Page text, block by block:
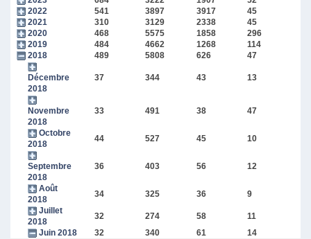
2022
541 3897 3917 45
2021
310 3129 2338 45
2020
468 5575 1858 296
2019
484 4662 1268 114
2018
489 5808 626 47
Décembre
2018
37 344 43 13
Novembre
2018
33 491 38 47
Octobre
2018
44 527 45 10
Septembre
2018
36 403 56 12
Août
2018
34 325 36 9
Juillet
2018
32 274 58 11
Juin 2018
32 340 61 14